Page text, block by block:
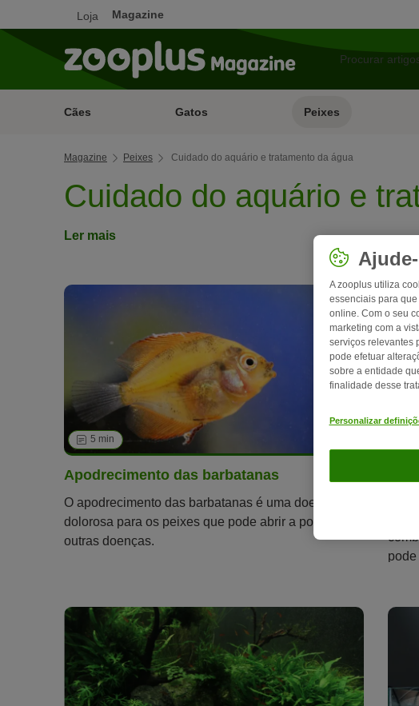
Loja Magazine
Cães Gatos Peixes
Magazine Peixes Cuidado do aquário e tratamento da água
Cuidado do aquário e
Ler mais
5 min
Apodrecimento das barbatanas
O apodrecimento das barbatanas é uma doença
dolorosa para os peixes que pode abrir a porta a
outras doenças.
A zooplus utiliza
essenciais para
online. Com o seu
marketing com a
serviços relevantes
pode efetuar
sobre a entidade
finalidade desse
Personalizar